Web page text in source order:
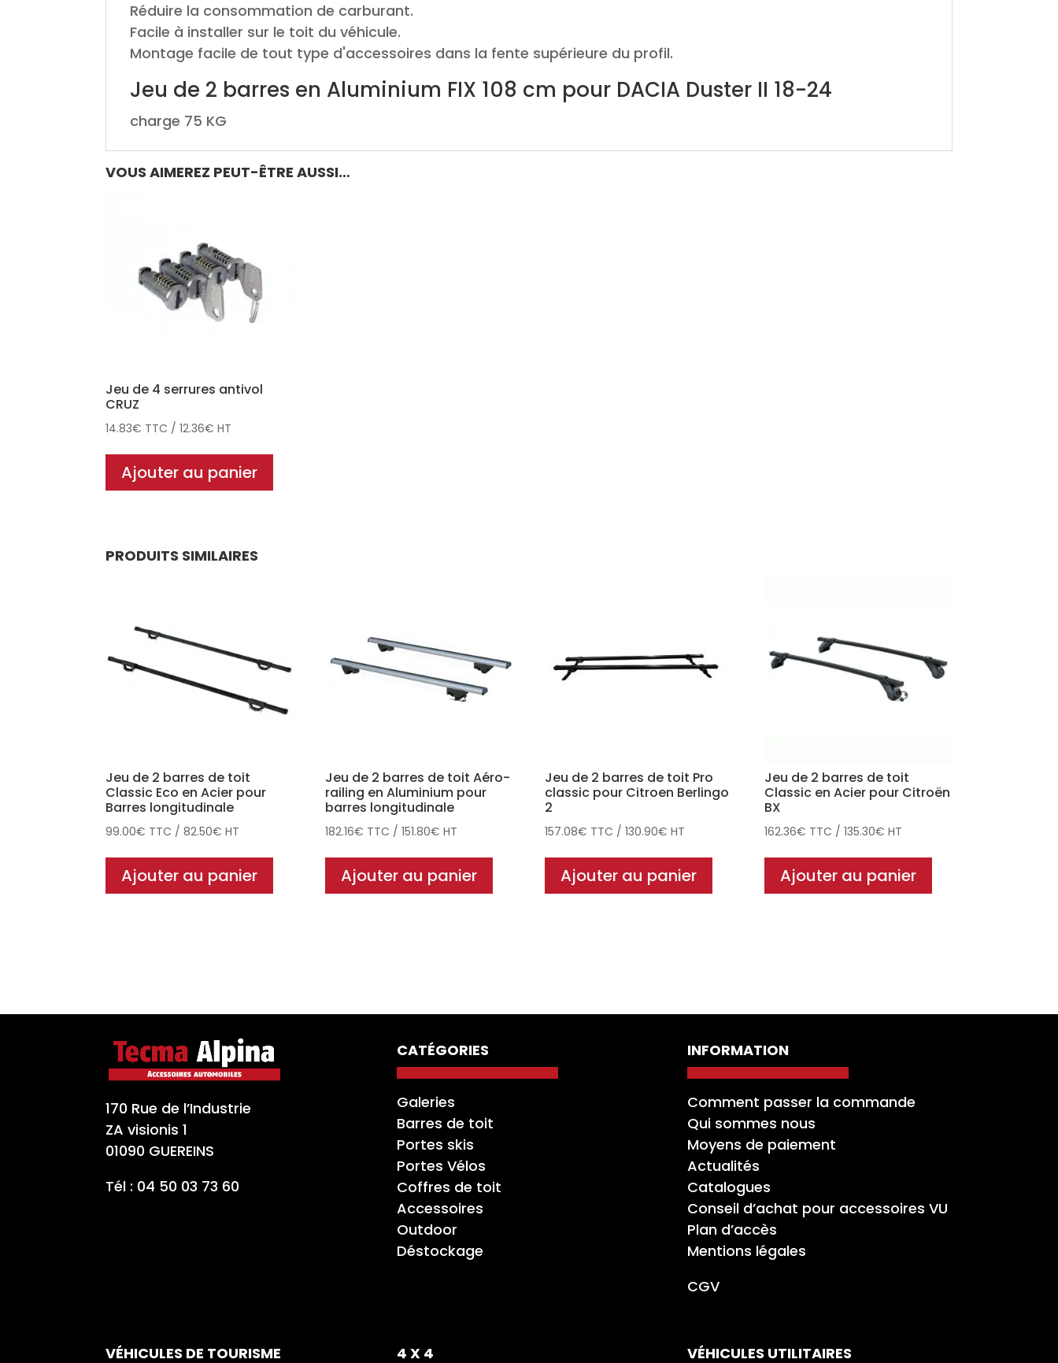
Réduire la consommation de carburant.
Facile à installer sur le toit du véhicule.
Montage facile de tout type d'accessoires dans la fente supérieure du profil.
Jeu de 2 barres en Aluminium FIX 108 cm pour DACIA Duster II 18-24
charge 75 KG
VOUS AIMEREZ PEUT-ÊTRE AUSSI…
Jeu de 4 serrures antivol
CRUZ
14.83€ TTC /12.36€ HT
Ajouter au panier
PRODUITS SIMILAIRES
Jeu de 2 barres de toit
Classic Eco en Acier pour
Barres longitudinale
99.00€ TTC /82.50€ HT
Ajouter au panier
Jeu de 2 barres de toit Aéro-
railing en Aluminium pour
barres longitudinale
182.16€ TTC /151.80€ HT
Ajouter au panier
Jeu de 2 barres de toit Pro
classic pour Citroen Berlingo
2
157.08€ TTC /130.90€ HT
Ajouter au panier
Jeu de 2 barres de toit
Classic en Acier pour Citroën
BX
162.36€ TTC /135.30€ HT
Ajouter au panier
170 Rue de l’Industrie
ZA visionis 1
01090 GUEREINS
Tél : 04 50 03 73 60
CATÉGORIES
Galeries
Barres de toit
Portes skis
Portes Vélos
Coffres de toit
Accessoires
Outdoor
Déstockage
INFORMATION
Comment passer la commande
Qui sommes nous
Moyens de paiement
Actualités
Catalogues
Conseil d’achat pour accessoires VU
Plan d’accès
Mentions légales
CGV
VÉHICULES DE TOURISME 4 X 4 VÉHICULES UTILITAIRES